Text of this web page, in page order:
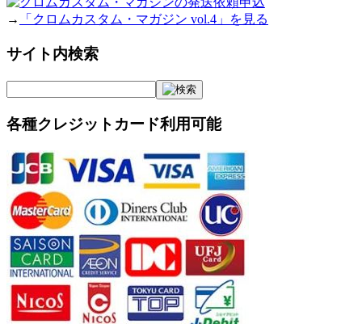
→ 「クロムカスタム・マガジン vol.4」を見る
サイト内検索
各種クレジットカード利用可能